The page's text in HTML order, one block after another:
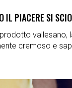
IL PIACERE SI
cremoso e